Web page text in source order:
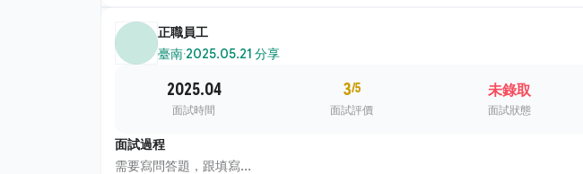
正職員工
臺南·2025.05.21 分享
2025.04
面試時間
3/5
面試評價
未錄取
面試狀態
面試過程
需要寫問答題，跟填寫...